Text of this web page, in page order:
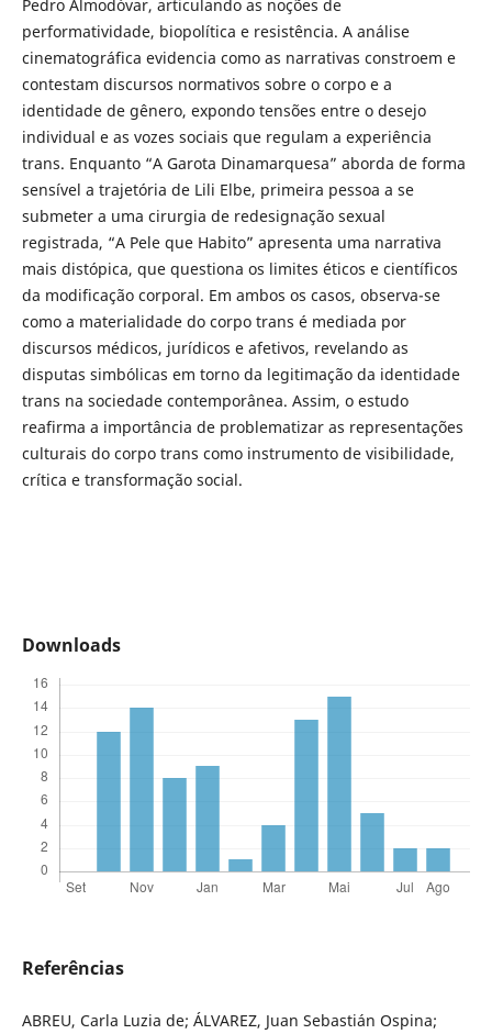
Pedro Almodóvar, articulando as noções de
performatividade, biopolítica e resistência. A análise
cinematográfica evidencia como as narrativas constroem e
contestam discursos normativos sobre o corpo e a
identidade de gênero, expondo tensões entre o desejo
individual e as vozes sociais que regulam a experiência
trans. Enquanto “A Garota Dinamarquesa” aborda de forma
sensível a trajetória de Lili Elbe, primeira pessoa a se
submeter a uma cirurgia de redesignação sexual
registrada, “A Pele que Habito” apresenta uma narrativa
mais distópica, que questiona os limites éticos e científicos
da modificação corporal. Em ambos os casos, observa-se
como a materialidade do corpo trans é mediada por
discursos médicos, jurídicos e afetivos, revelando as
disputas simbólicas em torno da legitimação da identidade
trans na sociedade contemporânea. Assim, o estudo
reafirma a importância de problematizar as representações
culturais do corpo trans como instrumento de visibilidade,
crítica e transformação social.
Downloads
Referências
ABREU, Carla Luzia de; ÁLVAREZ, Juan Sebastián Ospina;